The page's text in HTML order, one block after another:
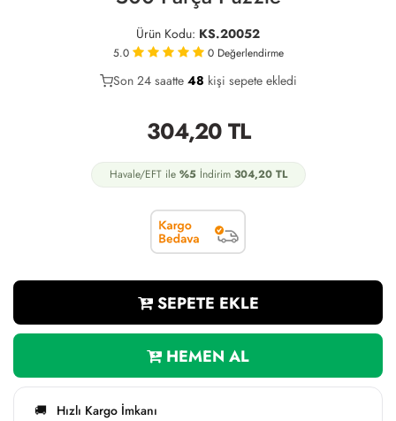
Ürün Kodu: KS.20052
5.0 0 Değerlendirme
25
Son 24 saatte 48 kişi sepete ekledi
20
304,20TL
Havale/EFT ile %5İndirim 304,20TL
SEPETE EKLE
HEMEN AL
🚚 Hızlı Kargo İmkanı